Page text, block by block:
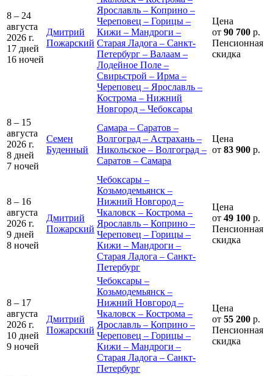
8 – 24
августа
2026 г.
17 дней
16 ночей
Дмитрий
Пожарский
Ярославль – Коприно –
Череповец – Горицы –
Кижи – Мандроги –
Старая Ладога – Санкт-
Петербург – Валаам –
Лодейное Поле –
Свирьстрой – Ирма –
Череповец – Ярославль –
Кострома – Нижний
Новгород – Чебоксары
Цена
от 90 700 р.
Пенсионная
скидка
8 – 15
августа
2026 г.
8 дней
7 ночей
Семен
Буденный
Самара – Саратов –
Волгоград – Астрахань –
Никольское – Волгоград –
Саратов – Самара
Цена
от 83 900 р.
8 – 16
августа
2026 г.
9 дней
8 ночей
Дмитрий
Пожарский
Чебоксары –
Козьмодемьянск –
Нижний Новгород –
Чкаловск – Кострома –
Ярославль – Коприно –
Череповец – Горицы –
Кижи – Мандроги –
Старая Ладога – Санкт-
Петербург
Цена
от 49 100 р.
Пенсионная
скидка
8 – 17
августа
2026 г.
10 дней
9 ночей
Дмитрий
Пожарский
Чебоксары –
Козьмодемьянск –
Нижний Новгород –
Чкаловск – Кострома –
Ярославль – Коприно –
Череповец – Горицы –
Кижи – Мандроги –
Старая Ладога – Санкт-
Петербург
Цена
от 55 200 р.
Пенсионная
скидка